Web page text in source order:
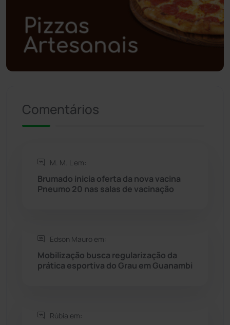
(57)
Polícia Militar (27)
Rio do Antônio
Saúde
Seabra (50)
Sítio do Mato
Comentários
M. M. L em:
Brumado inicia oferta da nova vacina
Pneumo 20 nas salas de vacinação
Edson Mauro em:
Mobilização busca regularização da
prática esportiva do Grau em Guanambi
Rúbia em: